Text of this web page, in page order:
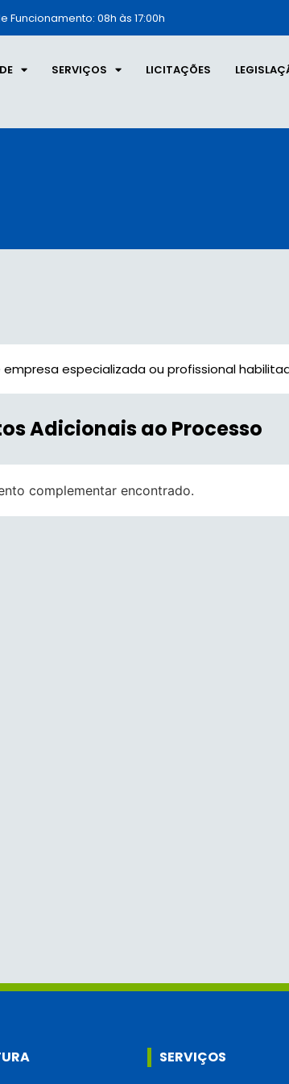
Funcionamento: 08h às 17:00h
SERVIÇOS LICITAÇÕES
especializada ou profissional
Adicionais ao Processo
complementar encontrado.
SERVIÇOS